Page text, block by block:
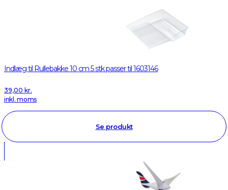
Indlæg til Rullebakke 10 cm 5 stk passer til 1603146
39,00 kr.
inkl. moms
Se produkt